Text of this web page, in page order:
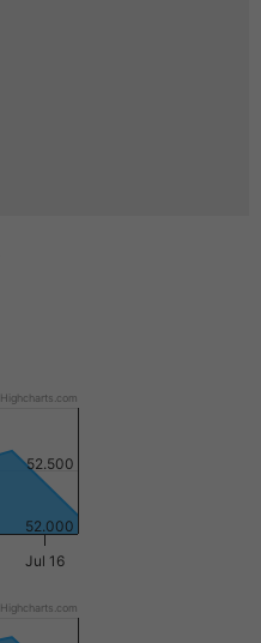
Jul 16
52.000
52.500
Highcharts.com
Highcharts.com